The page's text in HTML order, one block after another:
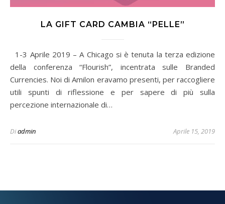
LA GIFT CARD CAMBIA “PELLE”
1-3 Aprile 2019 – A Chicago si è tenuta la terza edizione
della conferenza “Flourish”, incentrata sulle Branded
Currencies. Noi di Amilon eravamo presenti, per raccogliere
utili spunti di riflessione e per sapere di più sulla
percezione internazionale di…
Diadmin Aprile 15, 2019